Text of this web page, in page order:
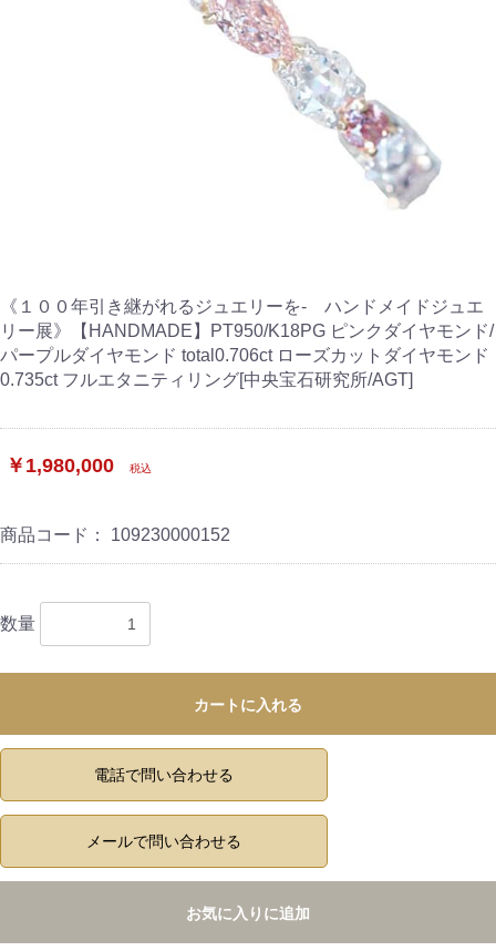
《１００年引き継がれるジュエリーを- ハンドメイドジュエ
リー展》【HANDMADE】PT950/K18PG ピンクダイヤモンド/
パープルダイヤモンド total0.706ct ローズカットダイヤモンド
0.735ct フルエタニティリング[中央宝石研究所/AGT]
￥1,980,000 税込
商品コード： 109230000152
数量
カートに入れる
電話で問い合わせる
メールで問い合わせる
お気に入りに追加